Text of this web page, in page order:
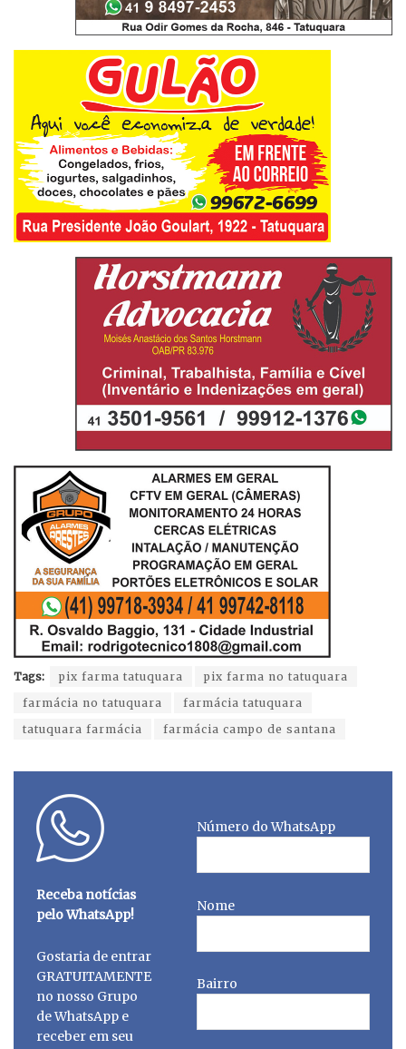
Tags: pix farma tatuquara
pix farma no tatuquara
farmácia no tatuquara
farmácia tatuquara
tatuquara farmácia
farmácia campo de santana
Receba notícias
pelo WhatsApp!
Gostaria de entrar
GRATUITAMENTE
no nosso Grupo
de WhatsApp e
receber em seu
Número do WhatsApp
Nome
Bairro